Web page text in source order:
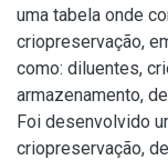
uma tabela onde
criopreservação,
como: diluentes,
armazenamento,
Foi desenvolvido
criopreservação,